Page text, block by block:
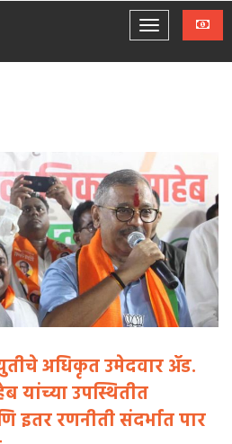
अधिकृत उमेदवार ॲड.
यांच्या उपस्थितीत
इतर रणनीती संदर्भात पार